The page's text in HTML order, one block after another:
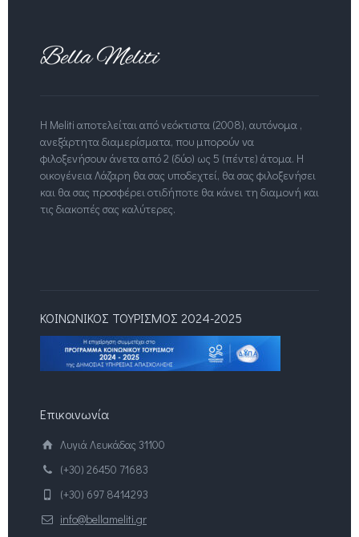
Η Meliti αποτελείται από νεόκτιστα (2008), αυτόνομα ,
ανεξάρτητα διαμερίσματα, που μπορούν να
φιλοξενήσουν άνετα από 2 (δύο) ως 5 (πέντε) άτομα. Η
οικογένεια Λάζαρη θα σας υποδεχτεί, θα σας φιλοξενήσει
και θα σας προσφέρει οτιδήποτε θα κάνει τη διαμονή και
τις διακοπές σας καλύτερες.
ΚΟΙΝΩΝΙΚΟΣ ΤΟΥΡΙΣΜΟΣ 2024-2025
Επικοινωνία
Λυγιά Λευκάδας 31100
(+30) 26450 71683
(+30) 697 8414293
info@bellameliti.gr